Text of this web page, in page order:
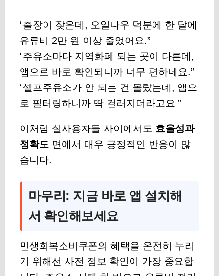
“출장이 잦은데, 오일나우 덕분에 한 달에
유류비 2만 원 이상 줄었어요.”
“주유소마다 지역화폐 되는 곳이 다른데,
앱으로 바로 확인되니까 너무 편하네요.”
“셀프주유소가 안 되는 건 몰랐는데, 앱으
로 필터링하니까 딱 걸러지더라고요.”
이처럼 실사용자들 사이에서도 효율성과
정확도 면에서 매우 긍정적인 반응이 많
습니다.
마무리: 지금 바로 앱 설치해
서 확인해보세요
민생회복소비쿠폰의 혜택을 온전히 누리
기 위해선 사전 정보 확인이 가장 중요합